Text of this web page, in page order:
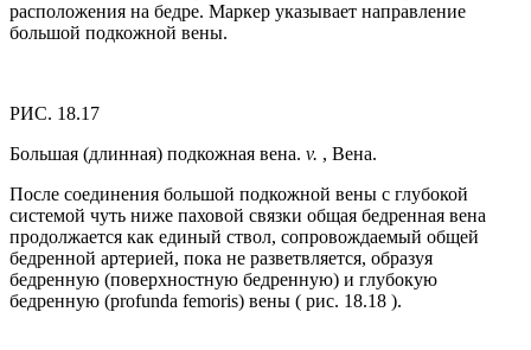
расположения на бедре. Маркер указывает направление
большой подкожной вены.
РИС. 18.17
Большая (длинная) подкожная вена. v. , Вена.
После соединения большой подкожной вены с глубокой
системой чуть ниже паховой связки общая бедренная вена
продолжается как единый ствол, сопровождаемый общей
бедренной артерией, пока не разветвляется, образуя
бедренную (поверхностную бедренную) и глубокую
бедренную (profunda femoris) вены ( рис. 18.18 ).